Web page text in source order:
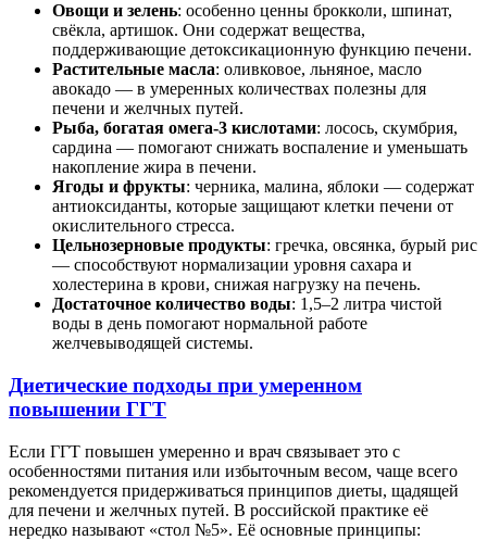
Овощи и зелень: особенно ценны брокколи, шпинат,
свёкла, артишок. Они содержат вещества,
поддерживающие детоксикационную функцию печени.
Растительные масла: оливковое, льняное, масло
авокадо — в умеренных количествах полезны для
печени и желчных путей.
Рыба, богатая омега-3 кислотами: лосось, скумбрия,
сардина — помогают снижать воспаление и уменьшать
накопление жира в печени.
Ягоды и фрукты: черника, малина, яблоки — содержат
антиоксиданты, которые защищают клетки печени от
окислительного стресса.
Цельнозерновые продукты: гречка, овсянка, бурый рис
— способствуют нормализации уровня сахара и
холестерина в крови, снижая нагрузку на печень.
Достаточное количество воды: 1,5–2 литра чистой
воды в день помогают нормальной работе
желчевыводящей системы.
Диетические подходы при умеренном
повышении ГГТ
Если ГГТ повышен умеренно и врач связывает это с
особенностями питания или избыточным весом, чаще всего
рекомендуется придерживаться принципов диеты, щадящей
для печени и желчных путей. В российской практике её
нередко называют «стол №5». Её основные принципы: